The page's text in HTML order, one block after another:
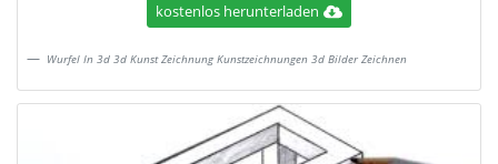
kostenlos herunterladen
Wurfel In 3d 3d Kunst Zeichnung Kunstzeichnungen 3d Bilder Zeichnen